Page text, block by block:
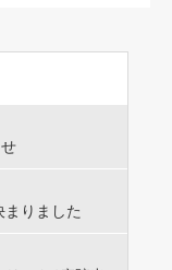
まりました